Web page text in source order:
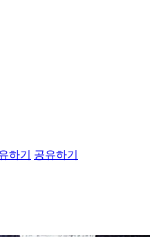
하기
공유하기